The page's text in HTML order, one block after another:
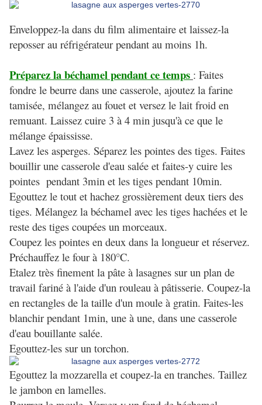
Enveloppez-la dans du film alimentaire et laissez-la
reposser au réfrigérateur pendant au moins 1h.
Préparez la béchamel pendant ce temps : Faites
fondre le beurre dans une casserole, ajoutez la farine
tamisée, mélangez au fouet et versez le lait froid en
remuant. Laissez cuire 3 à 4 min jusqu'à ce que le
mélange épaississe.
Lavez les asperges. Séparez les pointes des tiges. Faites
bouillir une casserole d'eau salée et faites-y cuire les
pointes pendant 3min et les tiges pendant 10min.
Egouttez le tout et hachez grossièrement deux tiers des
tiges. Mélangez la béchamel avec les tiges hachées et le
reste des tiges coupées un morceaux.
Coupez les pointes en deux dans la longueur et réservez.
Préchauffez le four à 180°C.
Etalez très finement la pâte à lasagnes sur un plan de
travail fariné à l'aide d'un rouleau à pâtisserie. Coupez-la
en rectangles de la taille d'un moule à gratin. Faites-les
blanchir pendant 1min, une à une, dans une casserole
d'eau bouillante salée.
Egouttez-les sur un torchon.
Egouttez la mozzarella et coupez-la en tranches. Taillez
le jambon en lamelles.